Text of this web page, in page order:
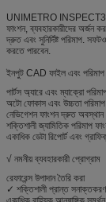
UNIMETRO INSPECT3D
ফাংশন, ব্যবহারকারীদের অর্জন
দ্রুত এবং সুনির্দিষ্ট পরিমাপ.
করতে পারবেন.
ইনপুট CAD ফাইল এবং পরিমাপ
পার্টস অ্যারে এবং ম্যাক্রো
অটো ফোকাস এবং উচ্চতা পরিমাপ
নেভিগেশন ফাংশন দ্রুত অবস্থান
শক্তিশালী জ্যামিতিক পরিমাপ
একাধিক ডেটা রিপোর্ট এবং
√ নমনীয় ব্যবহারকারী প্রোগ্রাম
রেফারেন্স উপাদান তৈরি করা
✓ শক্তিশালী প্রান্ত